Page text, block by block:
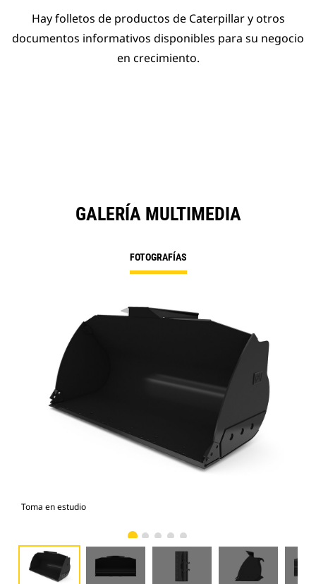
Hay folletos de productos de Caterpillar y otros
documentos informativos disponibles para su negocio
en crecimiento.
GALERÍA MULTIMEDIA
FOTOGRAFÍAS
Toma en estudio